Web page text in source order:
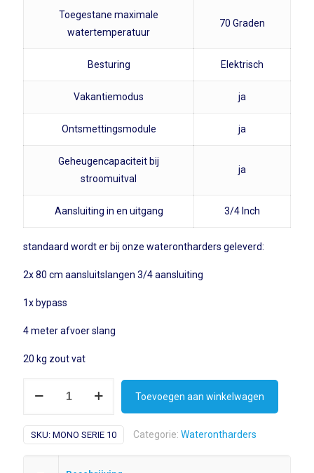
Toegestane maximale
watertemperatuur
70 Graden
Besturing Elektrisch
Vakantiemodus ja
Ontsmettingsmodule ja
Geheugencapaciteit bij
stroomuitval
ja
Aansluiting in en uitgang 3/4 Inch
standaard wordt er bij onze waterontharders geleverd:
2x 80 cm aansluitslangen 3/4 aansluiting
1x bypass
4 meter afvoer slang
20 kg zout vat
(1-
Toevoegen aan winkelwagen
SKU: MONO SERIE 10 Categorie: Waterontharders